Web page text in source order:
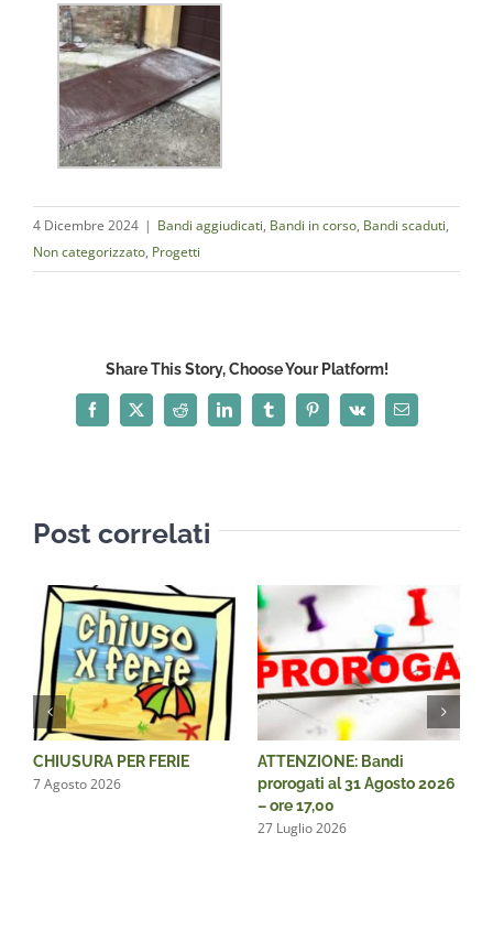
4 Dicembre 2024 | Bandi aggiudicati, Bandi in corso, Bandi scaduti,
Non categorizzato, Progetti
Share This Story, Choose Your Platform!
Facebook
X Reddit LinkedInTumblrPinterest
Vk Email
Post correlati
CHIUSURA PER FERIE
7 Agosto 2026
ATTENZIONE: Bandi
prorogati al 31 Agosto 2026
– ore 17,00
27 Luglio 2026